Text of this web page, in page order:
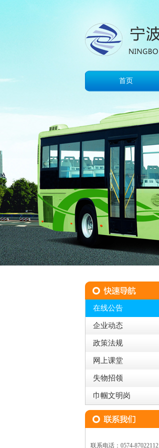
首页
在线公告
企业动态
政策法规
网上课堂
失物招领
巾帼文明岗
联系电话：0574-87022112